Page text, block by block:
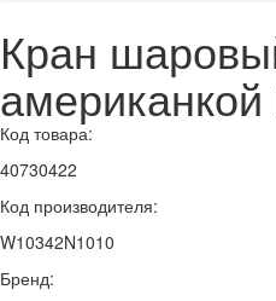
Кран
Код товара:
40730422
Код производителя:
W10342N1010
Бренд: